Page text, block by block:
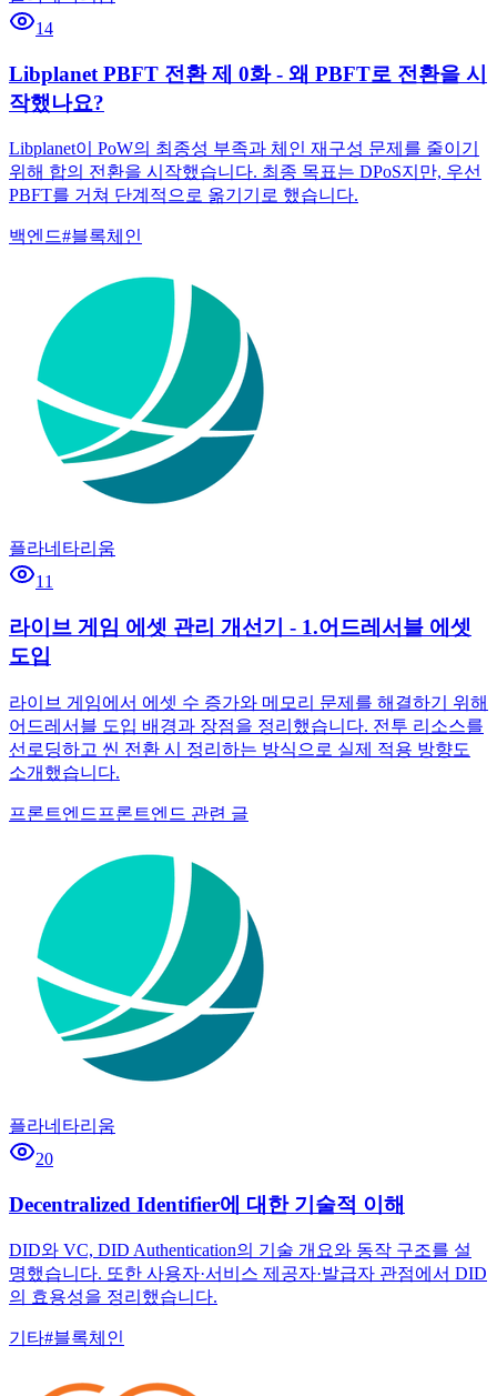
14
Libplanet PBFT 전환 제 0화 - 왜 PBFT로 전환을 시
작했나요?
Libplanet이 PoW의 최종성 부족과 체인 재구성 문제를 줄이기
위해 합의 전환을 시작했습니다. 최종 목표는 DPoS지만, 우선
PBFT를 거쳐 단계적으로 옮기기로 했습니다.
백엔드#블록체인
플라네타리움
11
라이브 게임 에셋 관리 개선기 - 1.어드레서블 에셋
도입
라이브 게임에서 에셋 수 증가와 메모리 문제를 해결하기 위해
어드레서블 도입 배경과 장점을 정리했습니다. 전투 리소스를
선로딩하고 씬 전환 시 정리하는 방식으로 실제 적용 방향도
소개했습니다.
프론트엔드 프론트엔드 관련 글
플라네타리움
20
Decentralized Identifier에 대한 기술적 이해
DID와 VC, DID Authentication의 기술 개요와 동작 구조를 설
명했습니다. 또한 사용자·서비스 제공자·발급자 관점에서 DID
의 효용성을 정리했습니다.
기타#블록체인